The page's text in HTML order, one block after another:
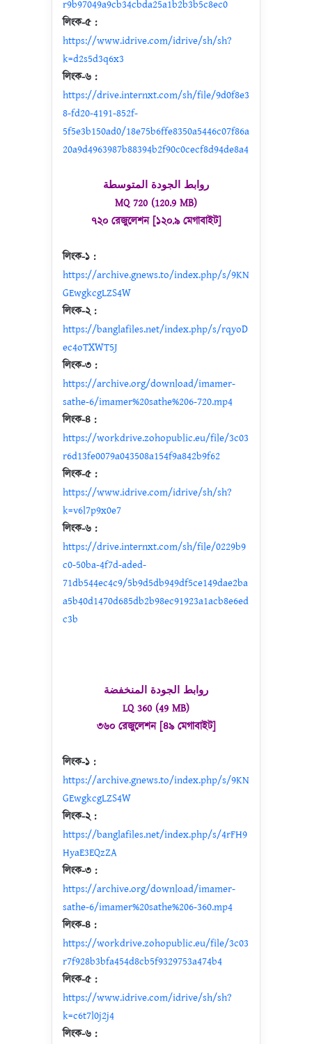
r9b97049a9cb34cbda25a1b2b3b5c8ec0
লিংক-৫ :
https://www.idrive.com/idrive/sh/sh?
k=d2s5d3q6x3
লিংক-৬ :
https://drive.internxt.com/sh/file/9d0f8e3
8-fd20-4191-852f-
5f5e3b150ad0/18e75b6ffe8350a5446c07f86a
20a9d4963987b88394b2f90c0cecf8d94de8a4
روابط الجودة المتوسطة
MQ 720 (120.9 MB)
৭২০ রেজুলেশন [১২০.৯ মেগাবাইট]
লিংক-১ :
https://archive.gnews.to/index.php/s/9KN
GEwgkcgLZS4W
লিংক-২ :
https://banglafiles.net/index.php/s/rqyoD
ec4oTXWT5J
লিংক-৩ :
https://archive.org/download/imamer-
sathe-6/imamer%20sathe%206-720.mp4
লিংক-৪ :
https://workdrive.zohopublic.eu/file/3c03
r6d13fe0079a043508a154f9a842b9f62
লিংক-৫ :
https://www.idrive.com/idrive/sh/sh?
k=v6l7p9x0e7
লিংক-৬ :
https://drive.internxt.com/sh/file/0229b9
c0-50ba-4f7d-aded-
71db544ec4c9/5b9d5db949df5ce149dae2ba
a5b40d1470d685db2b98ec91923a1acb8e6ed
c3b
روابط الجودة المنخفضة
LQ 360 (49 MB)
৩৬০ রেজুলেশন [৪৯ মেগাবাইট]
লিংক-১ :
https://archive.gnews.to/index.php/s/9KN
GEwgkcgLZS4W
লিংক-২ :
https://banglafiles.net/index.php/s/4rFH9
HyaE3EQzZA
লিংক-৩ :
https://archive.org/download/imamer-
sathe-6/imamer%20sathe%206-360.mp4
লিংক-৪ :
https://workdrive.zohopublic.eu/file/3c03
r7f928b3bfa454d8cb5f9329753a474b4
লিংক-৫ :
https://www.idrive.com/idrive/sh/sh?
k=c6t7l0j2j4
লিংক-৬ :